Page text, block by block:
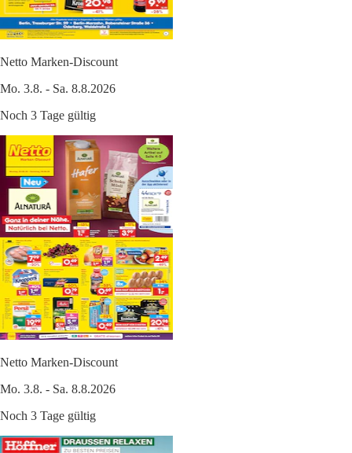
Netto Marken-Discount
Mo. 3.8. - Sa. 8.8.2026
Noch 3 Tage gültig
Netto Marken-Discount
Mo. 3.8. - Sa. 8.8.2026
Noch 3 Tage gültig